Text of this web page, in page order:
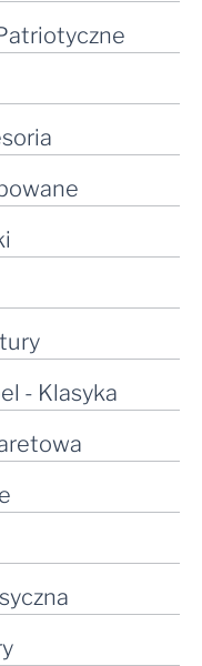
- Klasyka